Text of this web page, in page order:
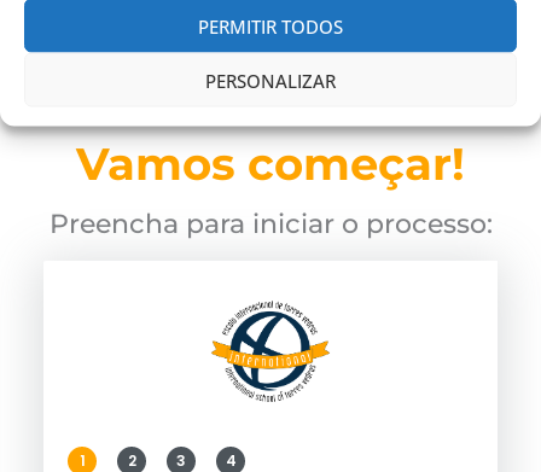
PERMITIR TODOS
PERSONALIZAR
Para alguma questão contacte:
Email para currículo nacional:
Email para currículo internacional:
Phone : +351 261 919 116
Vamos começar!
Preencha para iniciar o processo:
1 2 3 4